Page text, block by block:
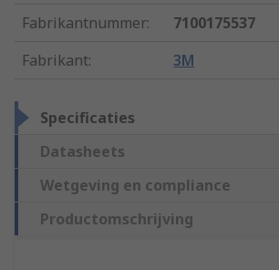
Fabrikantnummer:
7100175537
Fabrikant: 3M
Specificaties
Datasheets
Wetgeving en compliance
Productomschrijving